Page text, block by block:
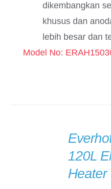
dikembangkan
khusus dan
lebih besar dan
Model No:
120L
Heater